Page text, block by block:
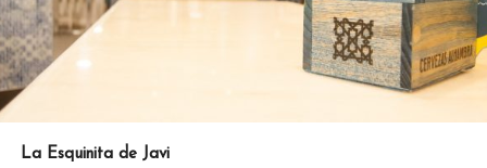
La Esquinita de Javi